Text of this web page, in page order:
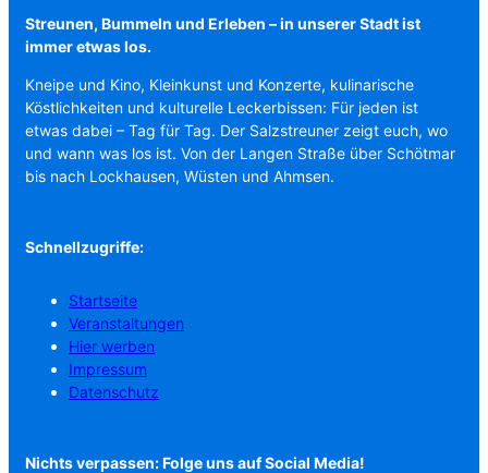
Streunen, Bummeln und Erleben – in unserer Stadt ist
immer etwas los.
Kneipe und Kino, Kleinkunst und Konzerte, kulinarische
Köstlichkeiten und kulturelle Leckerbissen: Für jeden ist
etwas dabei – Tag für Tag. Der Salzstreuner zeigt euch, wo
und wann was los ist. Von der Langen Straße über Schötmar
bis nach Lockhausen, Wüsten und Ahmsen.
Schnellzugriffe:
Startseite
Veranstaltungen
Hier werben
Impressum
Datenschutz
Nichts verpassen: Folge uns auf Social Media!